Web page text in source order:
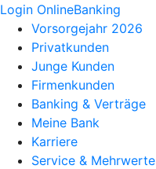
Login OnlineBanking
Vorsorgejahr 2026
Privatkunden
Junge Kunden
Firmenkunden
Banking & Verträge
Meine Bank
Karriere
Service & Mehrwerte